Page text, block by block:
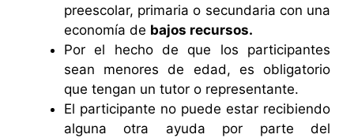
preescolar, primaria o secundaria con una
economía de bajos recursos.
Por el hecho de que los participantes
sean menores de edad, es obligatorio
que tengan un tutor o representante.
El participante no puede estar recibiendo
alguna otra ayuda por parte del